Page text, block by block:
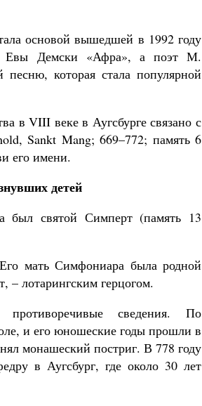
основой вышедшей в 1992 году
Евы Демски «Афра», а поэт М.
песню, которая стала популярной
в VIII веке в Аугсбурге связано с
Sankt Mang; 669–772; память 6
его имени.
детей
был святой Симперт (память 13
мать Симфониара была родной
– лотарингским герцогом.
сведения. По
и его юношеские годы прошли в
монашеский постриг. В 778 году
в Аугсбург, где около 30 лет